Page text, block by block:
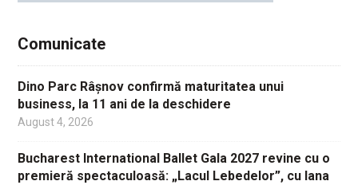
Comunicate
Dino Parc Râșnov confirmă maturitatea unui
business, la 11 ani de la deschidere
August 4, 2026
Bucharest International Ballet Gala 2027 revine cu o
premieră spectaculoasă: „Lacul Lebedelor”, cu Iana